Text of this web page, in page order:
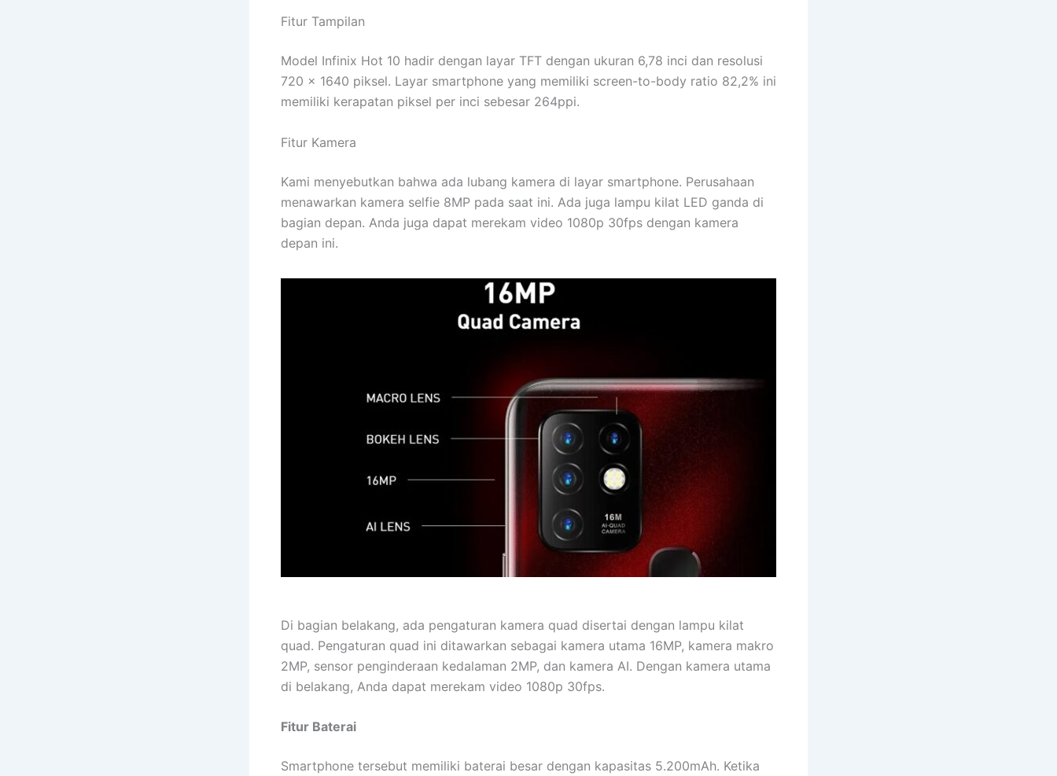
Fitur Tampilan
Model Infinix Hot 10 hadir dengan layar TFT dengan ukuran 6,78 inci dan resolusi
720 x 1640 piksel. Layar smartphone yang memiliki screen-to-body ratio 82,2% ini
memiliki kerapatan piksel per inci sebesar 264ppi.
Fitur Kamera
Kami menyebutkan bahwa ada lubang kamera di layar smartphone. Perusahaan
menawarkan kamera selfie 8MP pada saat ini. Ada juga lampu kilat LED ganda di
bagian depan. Anda juga dapat merekam video 1080p 30fps dengan kamera
depan ini.
Di bagian belakang, ada pengaturan kamera quad disertai dengan lampu kilat
quad. Pengaturan quad ini ditawarkan sebagai kamera utama 16MP, kamera makro
2MP, sensor penginderaan kedalaman 2MP, dan kamera AI. Dengan kamera utama
di belakang, Anda dapat merekam video 1080p 30fps.
Fitur Baterai
Smartphone tersebut memiliki baterai besar dengan kapasitas 5.200mAh. Ketika